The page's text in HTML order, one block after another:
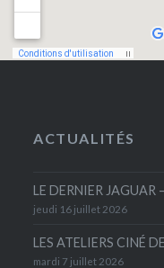
ACTUALITÉS
LE DERNIER JAGUAR
jeudi 16 juillet 2026
LES ATELIERS CINÉ DE
mardi 7 juillet 2026